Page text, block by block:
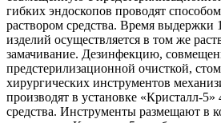
гибких эндоскопов проводят
раствором средства. Время
изделий осуществляется в том же
замачивание. Дезинфекцию,
предстерилизационной очисткой,
хирургических инструментов
производят в установке «Кристалл-5»
средства. Инструменты размещают в